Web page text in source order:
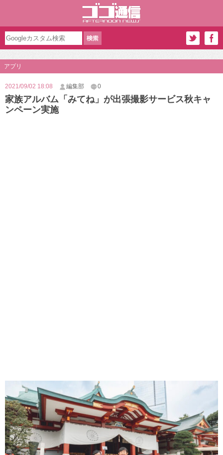
アプリ
2021/09/02 18:08 編集部 0
家族アルバム「みてね」が出張撮影サービス秋キャ
ンペーン実施